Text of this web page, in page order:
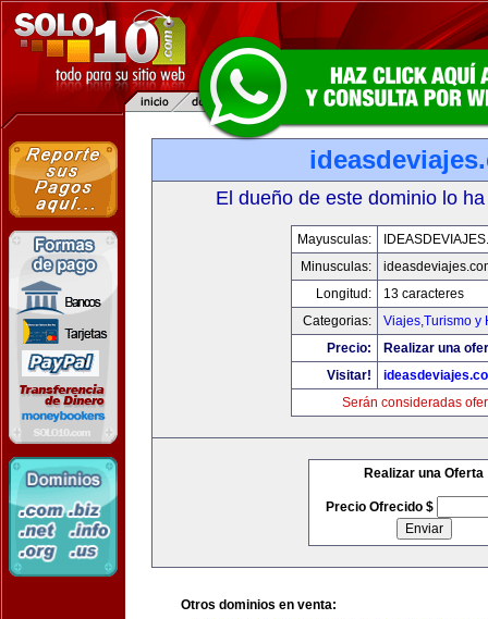
El dueño de este dominio lo
Mayusculas:
Minusculas:
Longitud:
13 caracteres
Categorias:
Viajes,Turismo y
Precio:
Realizar una
Visitar!
Serán consideradas
Realizar una Oferta
Precio Ofrecido $
Otros dominios en venta: